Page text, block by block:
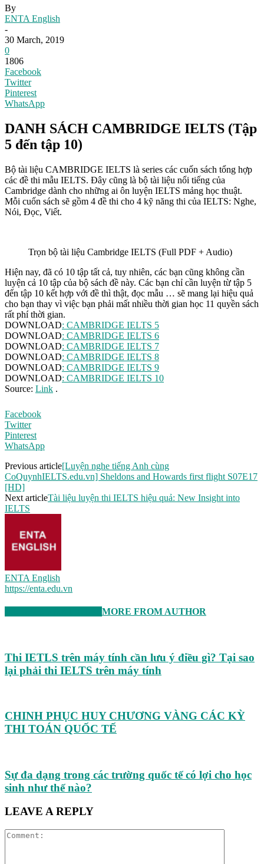
By
ENTA English
-
30 March, 2019
0
1806
Facebook
Twitter
Pinterest
WhatsApp
DANH SÁCH CAMBRIDGE IELTS (Tập
5 đến tập 10)
Bộ tài liệu CAMBRIDGE IELTS là series các cuốn sách tổng hợp
các đề thi mẫu IELTS. Đây cũng là bộ tài liệu nổi tiếng của
Cambridge dành cho những ai ôn luyện IELTS mảng học thuật.
Mỗi cuốn sách sẽ gồm 4 đề thi cho 4 kỹ năng thi của IELTS: Nghe,
Nói, Đọc, Viết.
Trọn bộ tài liệu Cambridge IELTS (Full PDF + Audio)
Hiện nay, đã có 10 tập tất cả, tuy nhiên, các bạn cũng không cần
luyện cả 10 tập của bộ sách đề này. Các bạn chỉ cần luyện từ tập 5
đến tập 10 kết hợp với đề thì thật, đọc mẫu … sẽ mang lại hiệu quả
cho bạn thay vì việc bạn phải mất nhiều thời gian học 11 quyền sách
rất phí thời gian.
DOWNLOAD: CAMBRIDGE IELTS 5
DOWNLOAD: CAMBRIDGE IELTS 6
DOWNLOAD: CAMBRIDGE IELTS 7
DOWNLOAD: CAMBRIDGE IELTS 8
DOWNLOAD: CAMBRIDGE IELTS 9
DOWNLOAD: CAMBRIDGE IELTS 10
Source: Link .
Facebook
Twitter
Pinterest
WhatsApp
Previous article[Luyện nghe tiếng Anh cùng
CoQuynhIELTS.edu.vn] Sheldons and Howards first flight S07E17
[HD]
Next articleTài liệu luyện thi IELTS hiệu quả: New Insight into
IELTS
ENTA English
https://enta.edu.vn
MORE FROM AUTHOR
Thi IETLS trên máy tính cần lưu ý điều gì? Tại sao
lại phải thi IELTS trên máy tính
CHINH PHỤC HUY CHƯƠNG VÀNG CÁC KỲ
THI TOÁN QUỐC TẾ
Sự đa dạng trong các trường quốc tế có lợi cho học
sinh như thế nào?
LEAVE A REPLY